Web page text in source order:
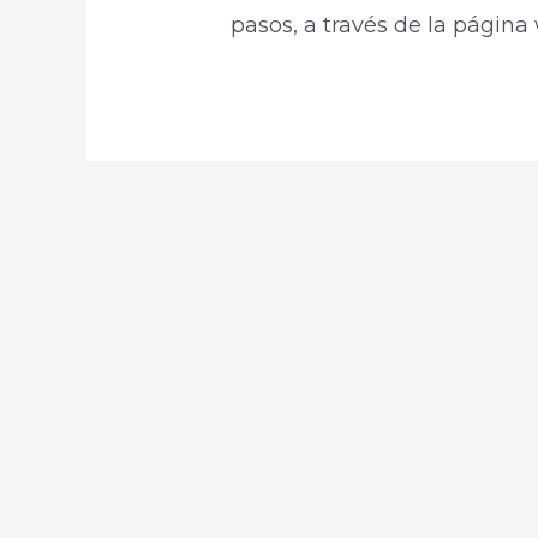
pasos, a través de la página